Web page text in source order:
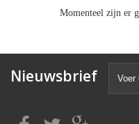
Momenteel zijn er
Nieuwsbrief